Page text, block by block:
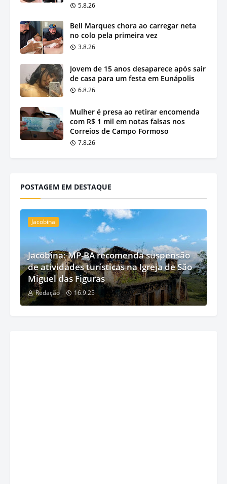
5.8.26
Bell Marques chora ao carregar neta
no colo pela primeira vez
3.8.26
Jovem de 15 anos desaparece após sair
de casa para um festa em Eunápolis
6.8.26
Mulher é presa ao retirar encomenda
com R$ 1 mil em notas falsas nos
Correios de Campo Formoso
7.8.26
POSTAGEM EM DESTAQUE
Jacobina
Jacobina: MP-BA recomenda suspensão
de atividades turísticas na Igreja de São
Miguel das Figuras
Redação 16.9.25